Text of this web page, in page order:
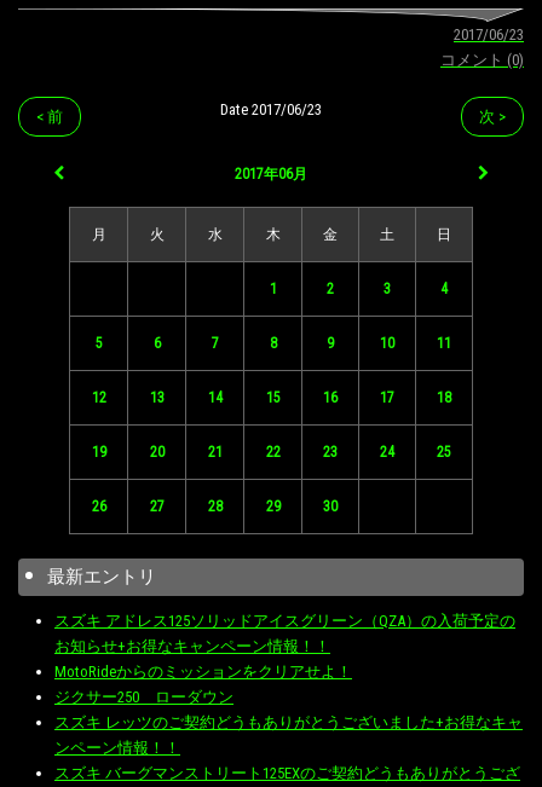
2017/06/23
コメント (0)
< 前 次 >
Date 2017/06/23
2017年06月
月 火 水 木 金 土 日
1 2 3 4
5 6 7 8 9 10 11
12 13 14 15 16 17 18
19 20 21 22 23 24 25
26 27 28 29 30
最新エントリ
スズキ アドレス125ソリッドアイスグリーン（QZA）の入荷予定の
お知らせ+お得なキャンペーン情報！！
MotoRideからのミッションをクリアせよ！
ジクサー250 ローダウン
スズキ レッツのご契約どうもありがとうございました+お得なキャ
ンペーン情報！！
スズキ バーグマンストリート125EXのご契約どうもありがとうござ